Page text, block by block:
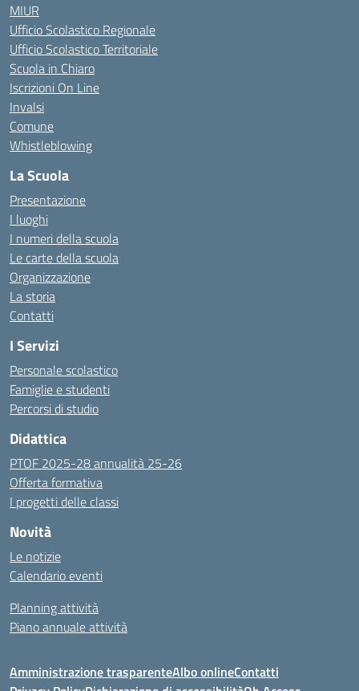
MIUR
Ufficio Scolastico Regionale
Ufficio Scolastico Territoriale
Scuola in Chiaro
Iscrizioni On Line
Invalsi
Comune
Whistleblowing
La Scuola
Presentazione
I luoghi
I numeri della scuola
Le carte della scuola
Organizzazione
La storia
Contatti
I Servizi
Personale scolastico
Famiglie e studenti
Percorsi di studio
Didattica
PTOF 2025-28 annualità 25-26
Offerta formativa
I progetti delle classi
Novità
Le notizie
Calendario eventi
Planning attività
Piano annuale attività
Amministrazione trasparenteAlbo onlineContatti